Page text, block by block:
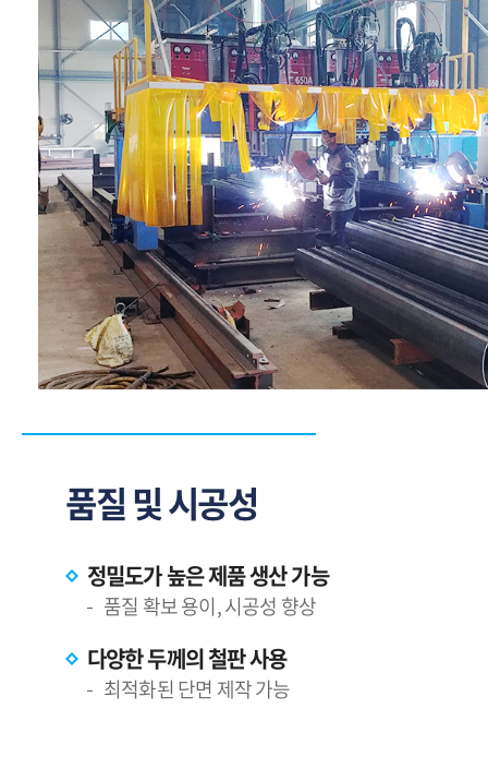
품질 및 시공성
정밀도가 높은 제품 생산 가능
품질 확보 용이, 시공성 향상
다양한 두께의 철판 사용
최적화된 단면 제작 가능